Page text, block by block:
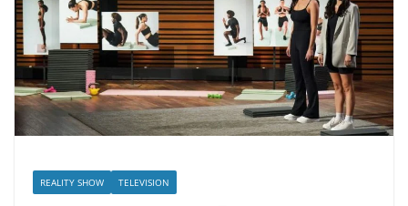
REALITY SHOW TELEVISION